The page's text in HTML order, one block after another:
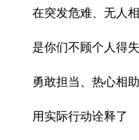
在突发危难、无人
是你们不顾个人得失
勇敢担当、热心相助
用实际行动诠释了